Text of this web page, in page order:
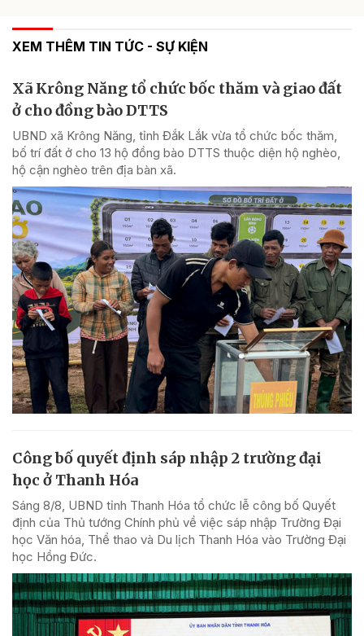
XEM THÊM TIN TỨC - SỰ KIỆN
Xã Krông Năng tổ chức bốc thăm và giao đất
ở cho đồng bào DTTS
UBND xã Krông Năng, tỉnh Đắk Lắk vừa tổ chức bốc thăm,
bố trí đất ở cho 13 hộ đồng bào DTTS thuộc diện hộ nghèo,
hộ cận nghèo trên địa bàn xã.
Công bố quyết định sáp nhập 2 trường đại
học ở Thanh Hóa
Sáng 8/8, UBND tỉnh Thanh Hóa tổ chức lễ công bố Quyết
định của Thủ tướng Chính phủ về việc sáp nhập Trường Đại
học Văn hóa, Thể thao và Du lịch Thanh Hóa vào Trường Đại
học Hồng Đức.